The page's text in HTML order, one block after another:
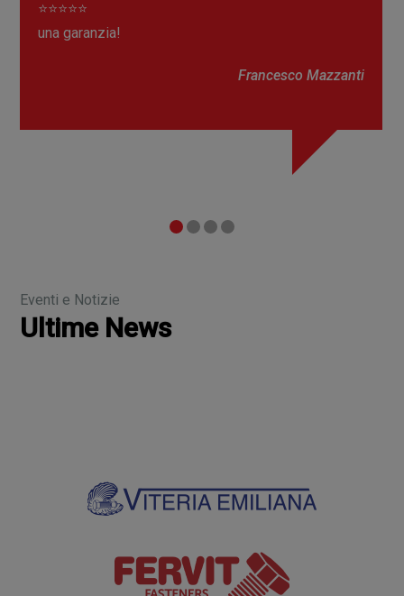
GARANTITA!!
Eventi e Notizie
Ultime News